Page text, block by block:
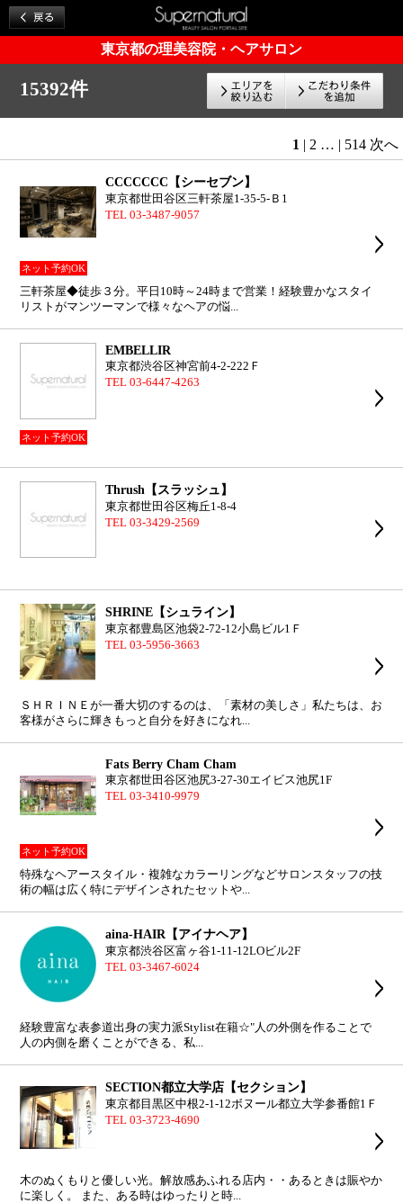
東京都の理美容院・ヘアサロン
15392件
1 | 2 … | 514 次へ
CCCCCCC【シーセブン】
東京都世田谷区三軒茶屋1-35-5-Ｂ1
TEL 03-3487-9057
ネット予約OK
三軒茶屋◆徒歩３分。平日10時～24時まで営業！経験豊かなスタイ
リストがマンツーマンで様々なヘアの悩...
EMBELLIR
東京都渋谷区神宮前4-2-222Ｆ
TEL 03-6447-4263
ネット予約OK
Thrush【スラッシュ】
東京都世田谷区梅丘1-8-4
TEL 03-3429-2569
SHRINE【シュライン】
東京都豊島区池袋2-72-12小島ビル1Ｆ
TEL 03-5956-3663
ＳＨＲＩＮＥが一番大切のするのは、「素材の美しさ」私たちは、お
客様がさらに輝きもっと自分を好きになれ...
Fats Berry Cham Cham
東京都世田谷区池尻3-27-30エイビス池尻1F
TEL 03-3410-9979
ネット予約OK
特殊なヘアースタイル・複雑なカラーリングなどサロンスタッフの技
術の幅は広く特にデザインされたセットや...
aina-HAIR【アイナヘア】
東京都渋谷区富ヶ谷1-11-12LOビル2F
TEL 03-3467-6024
経験豊富な表参道出身の実力派Stylist在籍☆"人の外側を作ることで
人の内側を磨くことができる、私...
SECTION都立大学店【セクション】
東京都目黒区中根2-1-12ボヌール都立大学参番館1Ｆ
TEL 03-3723-4690
木のぬくもりと優しい光。解放感あふれる店内・・あるときは賑やか
に楽しく。 また、ある時はゆったりと時...